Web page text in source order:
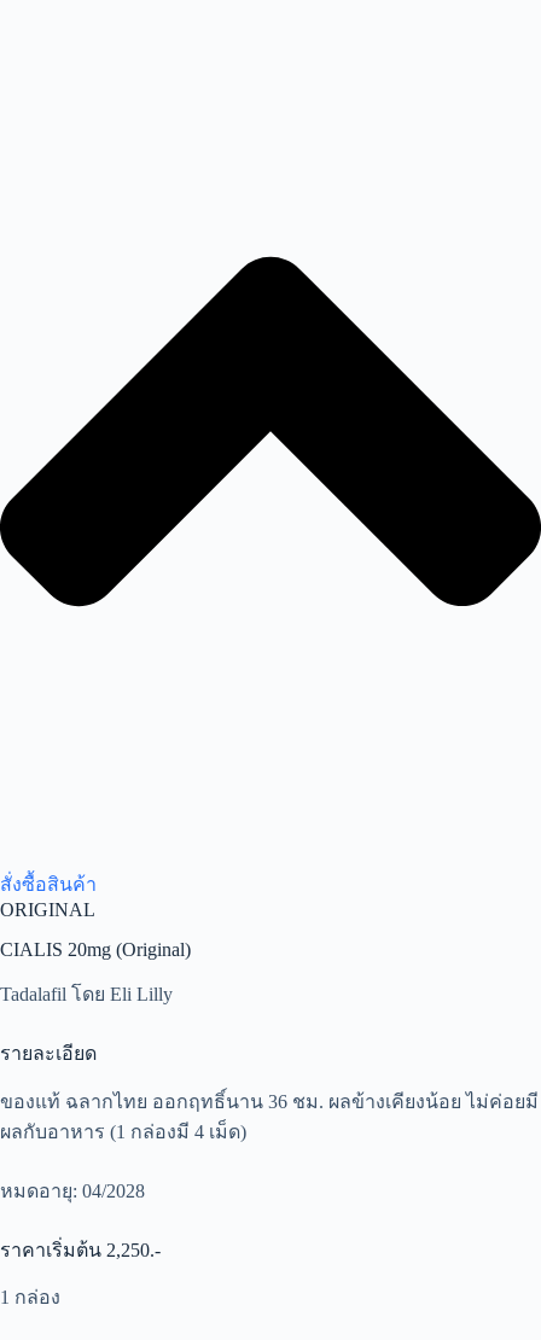
สั่งซื้อสินค้า
ORIGINAL
CIALIS 20mg (Original)
Tadalafil โดย Eli Lilly
รายละเอียด
ของแท้ ฉลากไทย ออกฤทธิ์นาน 36 ชม. ผลข้างเคียงน้อย ไม่ค่อยมี
ผลกับอาหาร (1 กล่องมี 4 เม็ด)
หมดอายุ: 04/2028
ราคาเริ่มต้น 2,250.-
1 กล่อง